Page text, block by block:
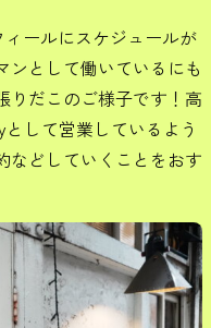
ールにスケジュールが
ンとして働いているにも
りだこのご様子です！高
して営業しているよう
などしていくことをおす